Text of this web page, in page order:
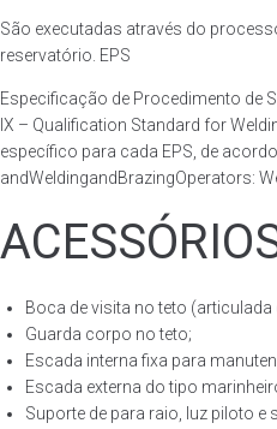
São executadas através do
reservatório. EPS
Especificação de Procedimento de
IX – Qualification Standard for
específico para cada EPS, de
andWeldingandBrazingOperators:
Boca de visita no teto
Guarda corpo no teto;
Escada interna fixa para
Escada externa do tipo
Suporte de para raio, luz piloto e